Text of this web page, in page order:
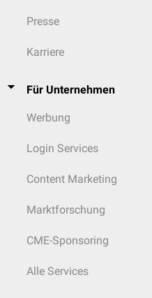
Presse
Karriere
Für Unternehmen
Werbung
Login Services
Content Marketing
Marktforschung
CME-Sponsoring
Alle Services